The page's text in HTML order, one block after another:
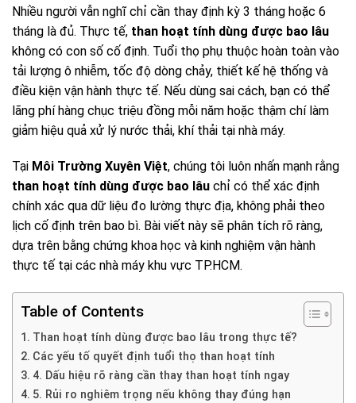
Nhiều người vẫn nghĩ chỉ cần thay định kỳ 3 tháng hoặc 6
tháng là đủ. Thực tế, than hoạt tính dùng được bao lâu
không có con số cố định. Tuổi thọ phụ thuộc hoàn toàn vào
tải lượng ô nhiễm, tốc độ dòng chảy, thiết kế hệ thống và
điều kiện vận hành thực tế. Nếu dùng sai cách, bạn có thể
lãng phí hàng chục triệu đồng mỗi năm hoặc thậm chí làm
giảm hiệu quả xử lý nước thải, khí thải tại nhà máy.
Tại Môi Trường Xuyên Việt, chúng tôi luôn nhấn mạnh rằng
than hoạt tính dùng được bao lâu chỉ có thể xác định
chính xác qua dữ liệu đo lường thực địa, không phải theo
lịch cố định trên bao bì. Bài viết này sẽ phân tích rõ ràng,
dựa trên bằng chứng khoa học và kinh nghiệm vận hành
thực tế tại các nhà máy khu vực TP.HCM.
Table of Contents
Than hoạt tính dùng được bao lâu trong thực tế?
Các yếu tố quyết định tuổi thọ than hoạt tính
4. Dấu hiệu rõ ràng cần thay than hoạt tính ngay
5. Rủi ro nghiêm trọng nếu không thay đúng hạn